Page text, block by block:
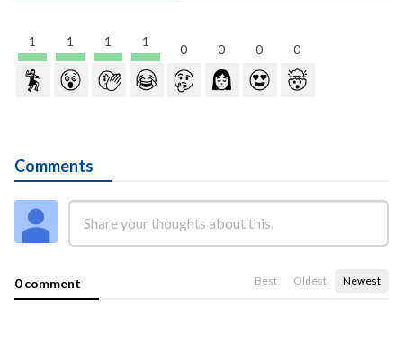
1 1 1 1 0 0 0 0
Comments
0 comment Best Oldest Newest